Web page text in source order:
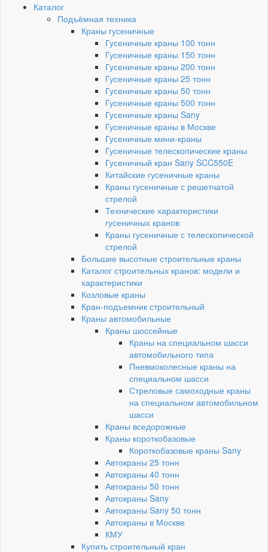
Каталог
Подъёмная техника
Краны гусеничные
Гусеничные краны 100 тонн
Гусеничные краны 150 тонн
Гусеничные краны 200 тонн
Гусеничные краны 25 тонн
Гусеничные краны 50 тонн
Гусеничные краны 500 тонн
Гусеничные краны Sany
Гусеничные краны в Москве
Гусеничные мини-краны
Гусеничные телескопические краны
Гусеничный кран Sany SCC550E
Китайские гусеничные краны
Краны гусеничные с решетчатой
стрелой
Технические характеристики
гусеничных кранов
Краны гусеничные с телескопической
стрелой
Большие высотные строительные краны
Каталог строительных кранов: модели и
характеристики
Козловые краны
Кран-подъемник строительный
Краны автомобильные
Краны шоссейные
Краны на специальном шасси
автомобильного типа
Пневмоколесные краны на
специальном шасси
Стреловые самоходные краны
на специальном автомобильном
шасси
Краны вседорожные
Краны короткобазовые
Короткобазовые краны Sany
Автокраны 25 тонн
Автокраны 40 тонн
Автокраны 50 тонн
Автокраны Sany
Автокраны Sany 50 тонн
Автокраны в Москве
КМУ
Купить строительный кран